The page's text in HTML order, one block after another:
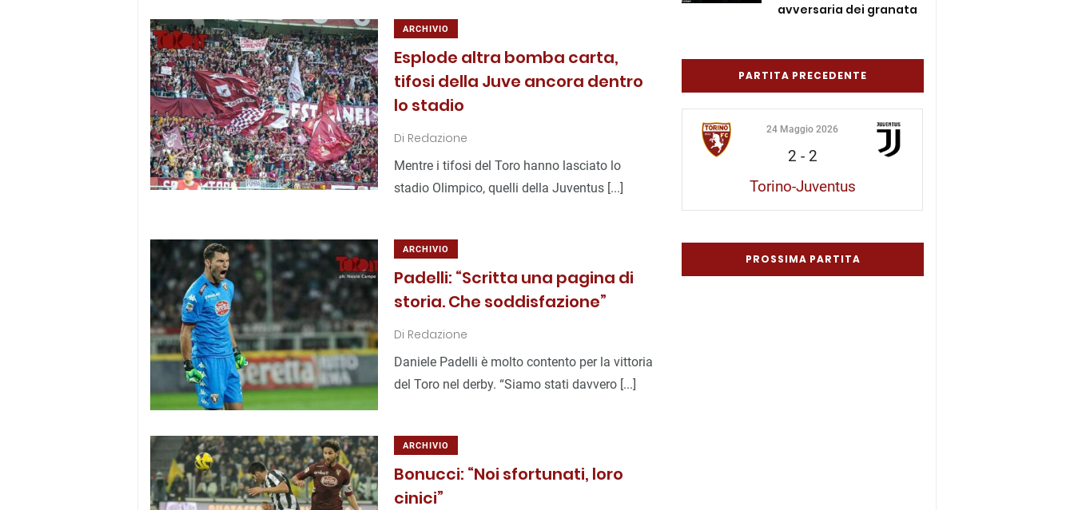
ARCHIVIO
Esplode altra bomba carta,
tifosi della Juve ancora dentro
lo stadio
Di Redazione
Mentre i tifosi del Toro hanno lasciato lo
stadio Olimpico, quelli della Juventus [...]
ARCHIVIO
Padelli: “Scritta una pagina di
storia. Che soddisfazione”
Di Redazione
Daniele Padelli è molto contento per la vittoria
del Toro nel derby. “Siamo stati davvero [...]
ARCHIVIO
Bonucci: “Noi sfortunati, loro
cinici”
avversaria dei granata
PARTITA PRECEDENTE
24 Maggio 2026
2 - 2
Torino-Juventus
PROSSIMA PARTITA